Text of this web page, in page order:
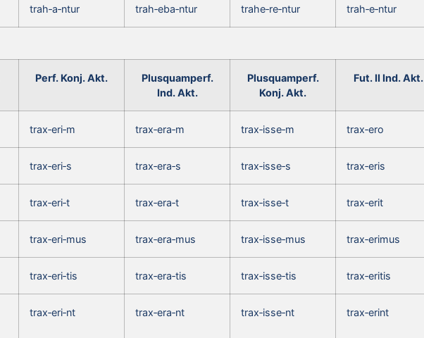
trah‑a‑ntur trah‑eba‑ntur trahe‑re‑ntur trah‑e‑ntur
Perf. Konj. Akt.
Plusquamperf.
Ind. Akt.
Plusquamperf.
Konj. Akt.
Fut. II Ind. Akt.
trax‑eri‑m trax‑era‑m trax‑isse‑m trax‑ero
trax‑eri‑s trax‑era‑s trax‑isse‑s trax‑eris
trax‑eri‑t trax‑era‑t trax‑isse‑t trax‑erit
trax‑eri‑mus trax‑era‑mus trax‑isse‑mus trax‑erimus
trax‑eri‑tis trax‑era‑tis trax‑isse‑tis trax‑eritis
trax‑eri‑nt trax‑era‑nt trax‑isse‑nt trax‑erint